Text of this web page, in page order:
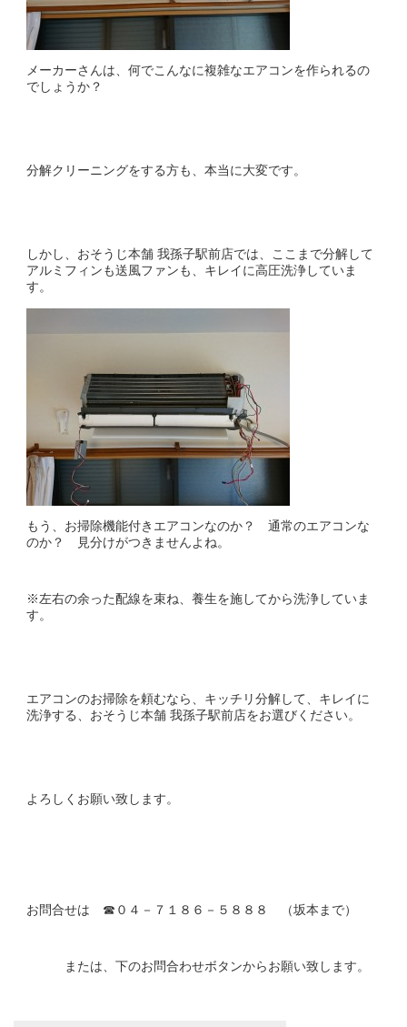
メーカーさんは、何でこんなに複雑なエアコンを作られるの
でしょうか？
分解クリーニングをする方も、本当に大変です。
しかし、おそうじ本舗 我孫子駅前店では、ここまで分解して
アルミフィンも送風ファンも、キレイに高圧洗浄していま
す。
もう、お掃除機能付きエアコンなのか？ 通常のエアコンな
のか？ 見分けがつきませんよね。
※左右の余った配線を束ね、養生を施してから洗浄していま
す。
エアコンのお掃除を頼むなら、キッチリ分解して、キレイに
洗浄する、おそうじ本舗 我孫子駅前店をお選びください。
よろしくお願い致します。
お問合せは ☎０４－７１８６－５８８８ （坂本まで）
または、下のお問合わせボタンからお願い致します。